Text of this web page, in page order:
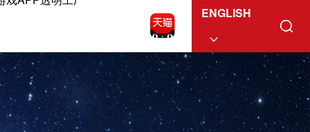
ENGLISH